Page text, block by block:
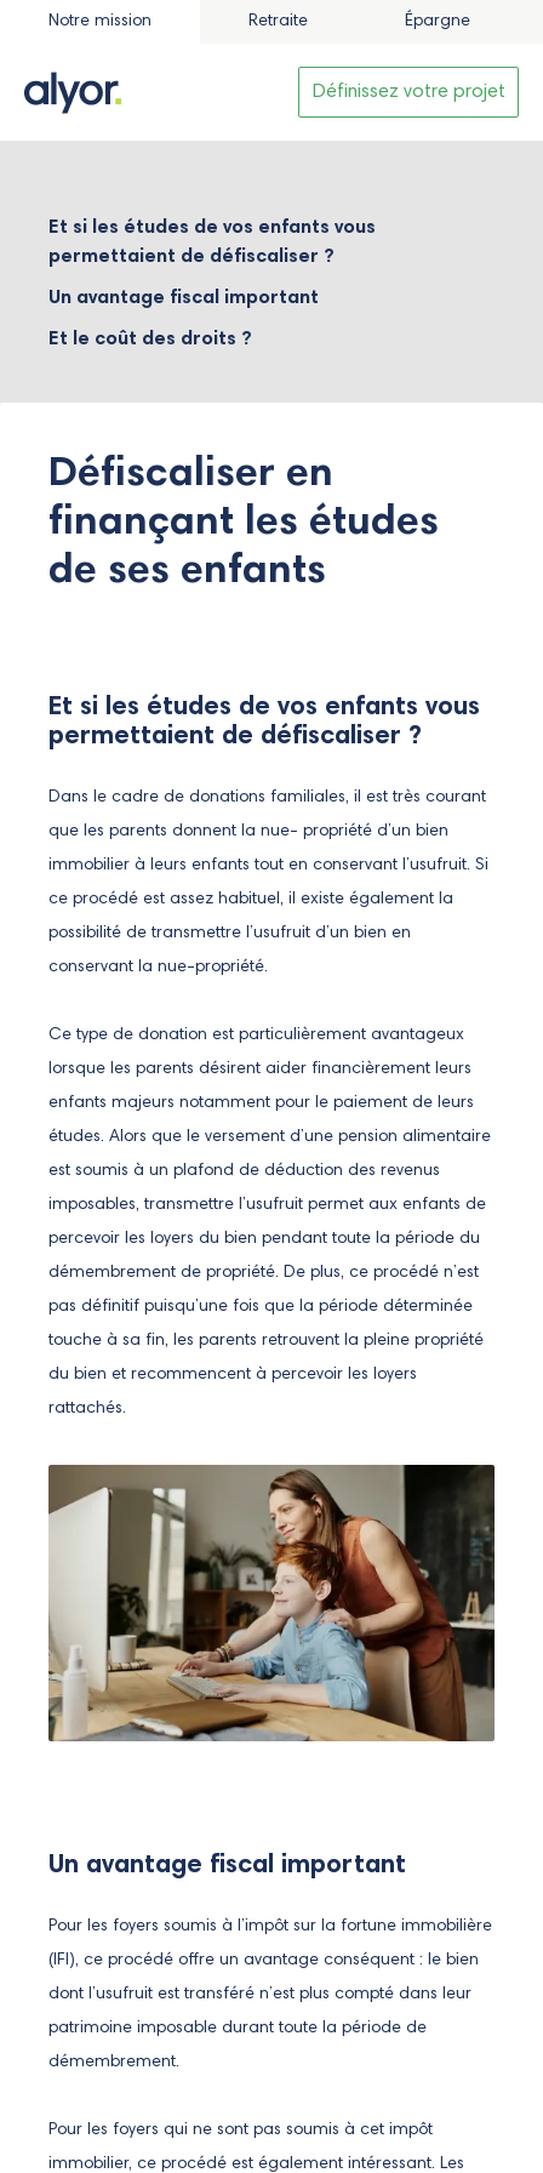
Notre mission Retraite Épargne
Définissez votre projet
Et si les études de vos enfants vous
permettaient de défiscaliser ?
Un avantage fiscal important
Et le coût des droits ?
Défiscaliser en
finançant les études
de ses enfants
Et si les études de vos enfants vous
permettaient de défiscaliser ?
Dans le cadre de donations familiales, il est très courant
que les parents donnent la nue- propriété d’un bien
immobilier à leurs enfants tout en conservant l’usufruit. Si
ce procédé est assez habituel, il existe également la
possibilité de transmettre l’usufruit d’un bien en
conservant la nue-propriété.
Ce type de donation est particulièrement avantageux
lorsque les parents désirent aider financièrement leurs
enfants majeurs notamment pour le paiement de leurs
études. Alors que le versement d’une pension alimentaire
est soumis à un plafond de déduction des revenus
imposables, transmettre l’usufruit permet aux enfants de
percevoir les loyers du bien pendant toute la période du
démembrement de propriété. De plus, ce procédé n’est
pas définitif puisqu’une fois que la période déterminée
touche à sa fin, les parents retrouvent la pleine propriété
du bien et recommencent à percevoir les loyers
rattachés.
Un avantage fiscal important
Pour les foyers soumis à l’impôt sur la fortune immobilière
(IFI), ce procédé offre un avantage conséquent : le bien
dont l’usufruit est transféré n’est plus compté dans leur
patrimoine imposable durant toute la période de
démembrement.
Pour les foyers qui ne sont pas soumis à cet impôt
immobilier, ce procédé est également intéressant. Les